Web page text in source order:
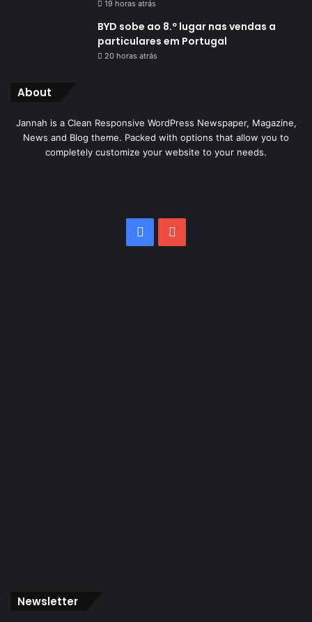
19 horas atrás
BYD sobe ao 8.º lugar nas vendas a
particulares em Portugal
20 horas atrás
About
Jannah is a Clean Responsive WordPress Newspaper, Magazine,
News and Blog theme. Packed with options that allow you to
completely customize your website to your needs.
Facebook
Newsletter